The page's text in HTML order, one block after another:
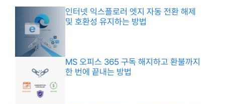
인터넷 익스플로러 엣지 자동 전환 해제
및 호환성 유지하는 방법
MS 오피스 365 구독 해지하고 환불까지
한 번에 끝내는 방법